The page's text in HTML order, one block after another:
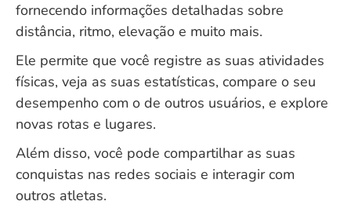
fornecendo informações detalhadas sobre
distância, ritmo, elevação e muito mais.
Ele permite que você registre as suas atividades
físicas, veja as suas estatísticas, compare o seu
desempenho com o de outros usuários, e explore
novas rotas e lugares.
Além disso, você pode compartilhar as suas
conquistas nas redes sociais e interagir com
outros atletas.